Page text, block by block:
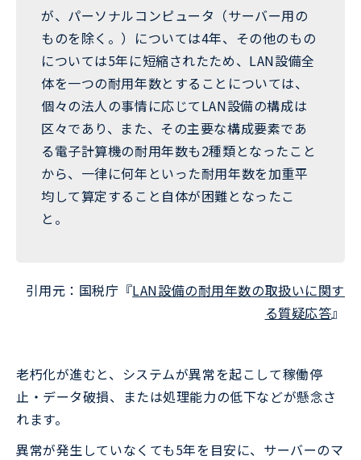
が、パーソナルコンピュータ（サーバー用の
ものを除く。）については4年、その他のもの
については5年に短縮されたため、LAN設備全
体を一つの耐用年数とすることについては、
個々の法人の事情に応じてLAN設備の構成は
区々であり、また、その主要な構成要素であ
る電子計算機の耐用年数も2種類となったこと
から、一律に何年といった耐用年数を加重平
均して算定すること自体が困難となったこ
と。
引用元：国税庁『LAN設備の耐用年数の取扱いに関す
る質疑応答』
老朽化が進むと、システムが異常を起こして稼働停
止・データ破損、または処理能力の低下などが懸念さ
れます。
異常が発生していなくても5年を目安に、サーバーのマ